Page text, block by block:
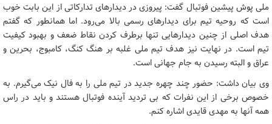
ملی پوش پیشین فوتبال گفت: پیروزی در دیدارهای تدارکاتی از این بابت خوب
است که روحیه تیم برای دیدارهای رسمی بالا می‌رود. اما همانطور که گفتم
هدف اصلی از چنین دیدارهایی تنها برطرف کردن نقاط ضعف و بهبود کیفیت
تیم است. در نهایت نیز هدف تیم ملی غلبه بر هنگ کنگ، کامبوج، بحرین و
عراق و البته رسیدن به جام جهانی است.
وی بیان داشت: حضور چند چهره جدید در تیم ملی را به فال نیک می‌گیرم. به
خصوص برخی از این نفرات که بی تردید آینده فوتبال هستند و باید در راس
همه آنها به مهدی قایدی اشاره کنم.